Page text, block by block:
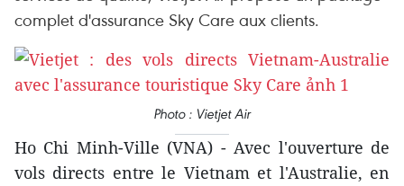
complet d'assurance Sky Care aux clients.
Photo : Vietjet Air
Ho Chi Minh-Ville (VNA) - Avec l'ouverture de
vols directs entre le Vietnam et l'Australie, en